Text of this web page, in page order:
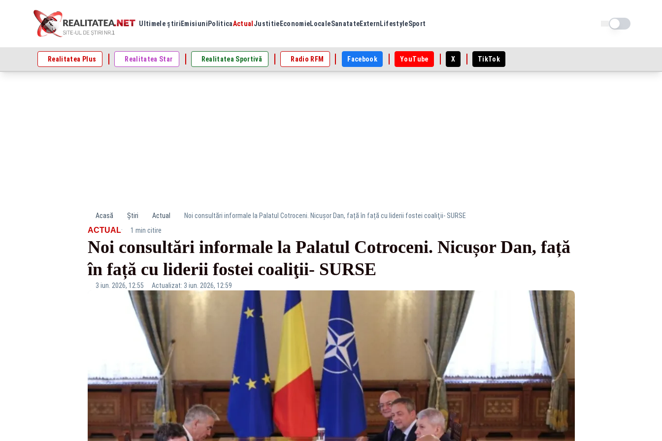
Ultimele știri Emisiuni PoliticaActual Justitie EconomieLocaleSanatateExtern LifestyleSport Schimba tema
Realitatea Plus Realitatea Star Realitatea Sportivă Radio RFM Facebook YouTube X TikTok
Acasă Știri Actual Noi consultări informale la Palatul Cotroceni. Nicușor Dan, față în față cu liderii fostei coaliţii- SURSE
ACTUAL· 1 min citire
Noi consultări informale la Palatul Cotroceni. Nicușor Dan, față
în față cu liderii fostei coaliţii- SURSE
3 iun. 2026, 12:55 Actualizat: 3 iun. 2026, 12:59